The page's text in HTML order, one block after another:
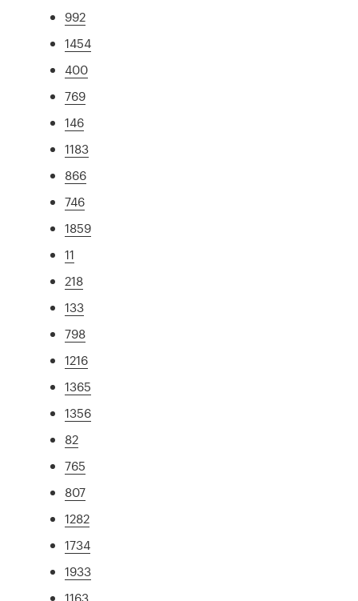
992
1454
400
769
146
1183
866
746
1859
11
218
133
798
1216
1365
1356
82
765
807
1282
1734
1933
1163